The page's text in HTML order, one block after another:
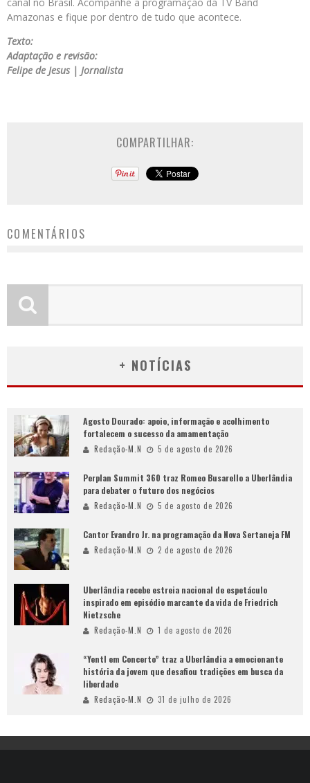
Amazonas e fique por dentro de tudo que acontece.
Texto:
Adaptação e revisão:
Felipe de Jesus | Jornalista
COMPARTILHAR:
COMENTÁRIOS
+ NOTÍCIAS
Agosto Dourado: apoio, informação e acolhimento
fortalecem o sucesso da amamentação
Redação-M.N 5 de agosto de 2026
Perplan Summit 360 traz Romeo Busarello a Uberlândia
para debater o futuro dos negócios
Redação-M.N 5 de agosto de 2026
Cantor Evandro Jr. na programação da Nova Sertaneja FM
Redação-M.N 2 de agosto de 2026
Uberlândia recebe estreia nacional de espetáculo
inspirado em episódio marcante da vida de Friedrich
Nietzsche
Redação-M.N 1 de agosto de 2026
“Yentl em Concerto” traz a Uberlândia a emocionante
história da jovem que desafiou tradições em busca da
liberdade
Redação-M.N 31 de julho de 2026